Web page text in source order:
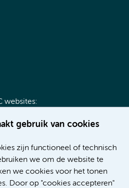
gebruik van cookies
zijn functioneel of technisch
we om de website te
we cookies voor het tonen
Door op "cookies accepteren"
websites:
UMC